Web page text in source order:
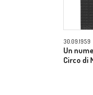
30.09.1959
Un
Circo di